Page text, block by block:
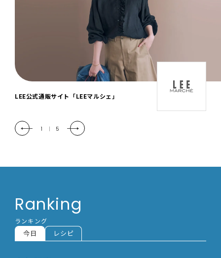
「LEE DAYS」本物志向にときめく。大人カ
2 | 5
Ranking
ランキング
今日 レシピ